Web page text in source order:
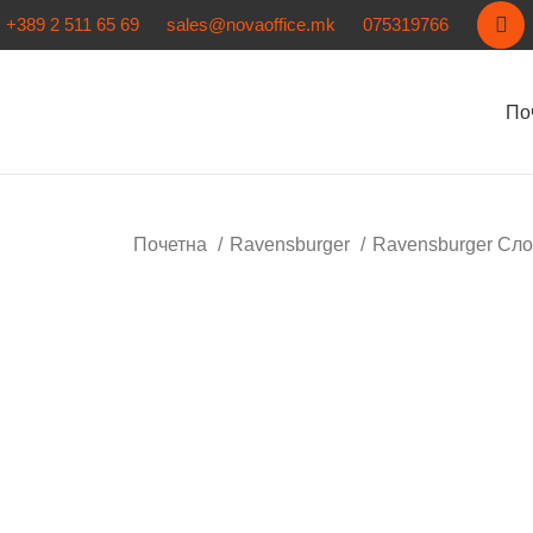
+389 2 511 65 69 sales@novaoffice.mk 075319766
Почетна Ravensburger Ravensburger